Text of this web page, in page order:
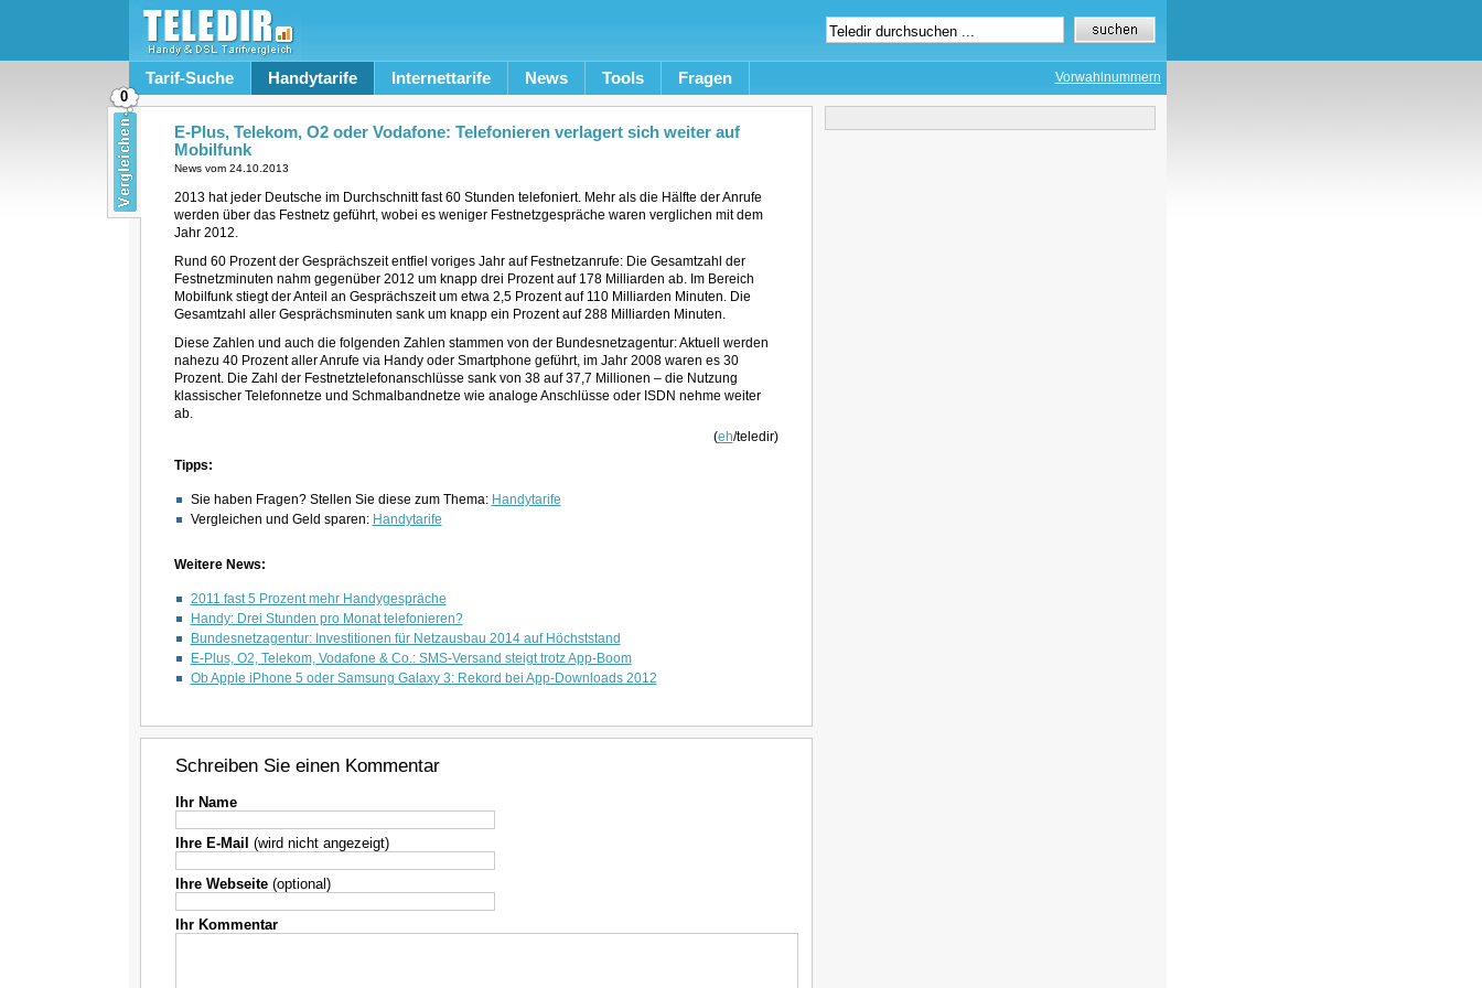
Tarif-Suche Handytarife Internettarife News Tools Fragen Vorwahlnummern
E-Plus, Telekom, O2 oder Vodafone: Telefonieren verlagert sich weiter auf
Mobilfunk
News vom 24.10.2013
2013 hat jeder Deutsche im Durchschnitt fast 60 Stunden telefoniert. Mehr als die Hälfte der Anrufe
werden über das Festnetz geführt, wobei es weniger Festnetzgespräche waren verglichen mit dem
Jahr 2012.
Rund 60 Prozent der Gesprächszeit entfiel voriges Jahr auf Festnetzanrufe: Die Gesamtzahl der
Festnetzminuten nahm gegenüber 2012 um knapp drei Prozent auf 178 Milliarden ab. Im Bereich
Mobilfunk stiegt der Anteil an Gesprächszeit um etwa 2,5 Prozent auf 110 Milliarden Minuten. Die
Gesamtzahl aller Gesprächsminuten sank um knapp ein Prozent auf 288 Milliarden Minuten.
Diese Zahlen und auch die folgenden Zahlen stammen von der Bundesnetzagentur: Aktuell werden
nahezu 40 Prozent aller Anrufe via Handy oder Smartphone geführt, im Jahr 2008 waren es 30
Prozent. Die Zahl der Festnetztelefonanschlüsse sank von 38 auf 37,7 Millionen – die Nutzung
klassischer Telefonnetze und Schmalbandnetze wie analoge Anschlüsse oder ISDN nehme weiter
ab.
(eh/teledir)
Tipps:
Sie haben Fragen? Stellen Sie diese zum Thema: Handytarife
Vergleichen und Geld sparen: Handytarife
Weitere News:
2011 fast 5 Prozent mehr Handygespräche
Handy: Drei Stunden pro Monat telefonieren?
Bundesnetzagentur: Investitionen für Netzausbau 2014 auf Höchststand
E-Plus, O2, Telekom, Vodafone & Co.: SMS-Versand steigt trotz App-Boom
Ob Apple iPhone 5 oder Samsung Galaxy 3: Rekord bei App-Downloads 2012
Schreiben Sie einen Kommentar
Ihr Name
Ihre E-Mail (wird nicht angezeigt)
Ihre Webseite(optional)
Ihr Kommentar
0